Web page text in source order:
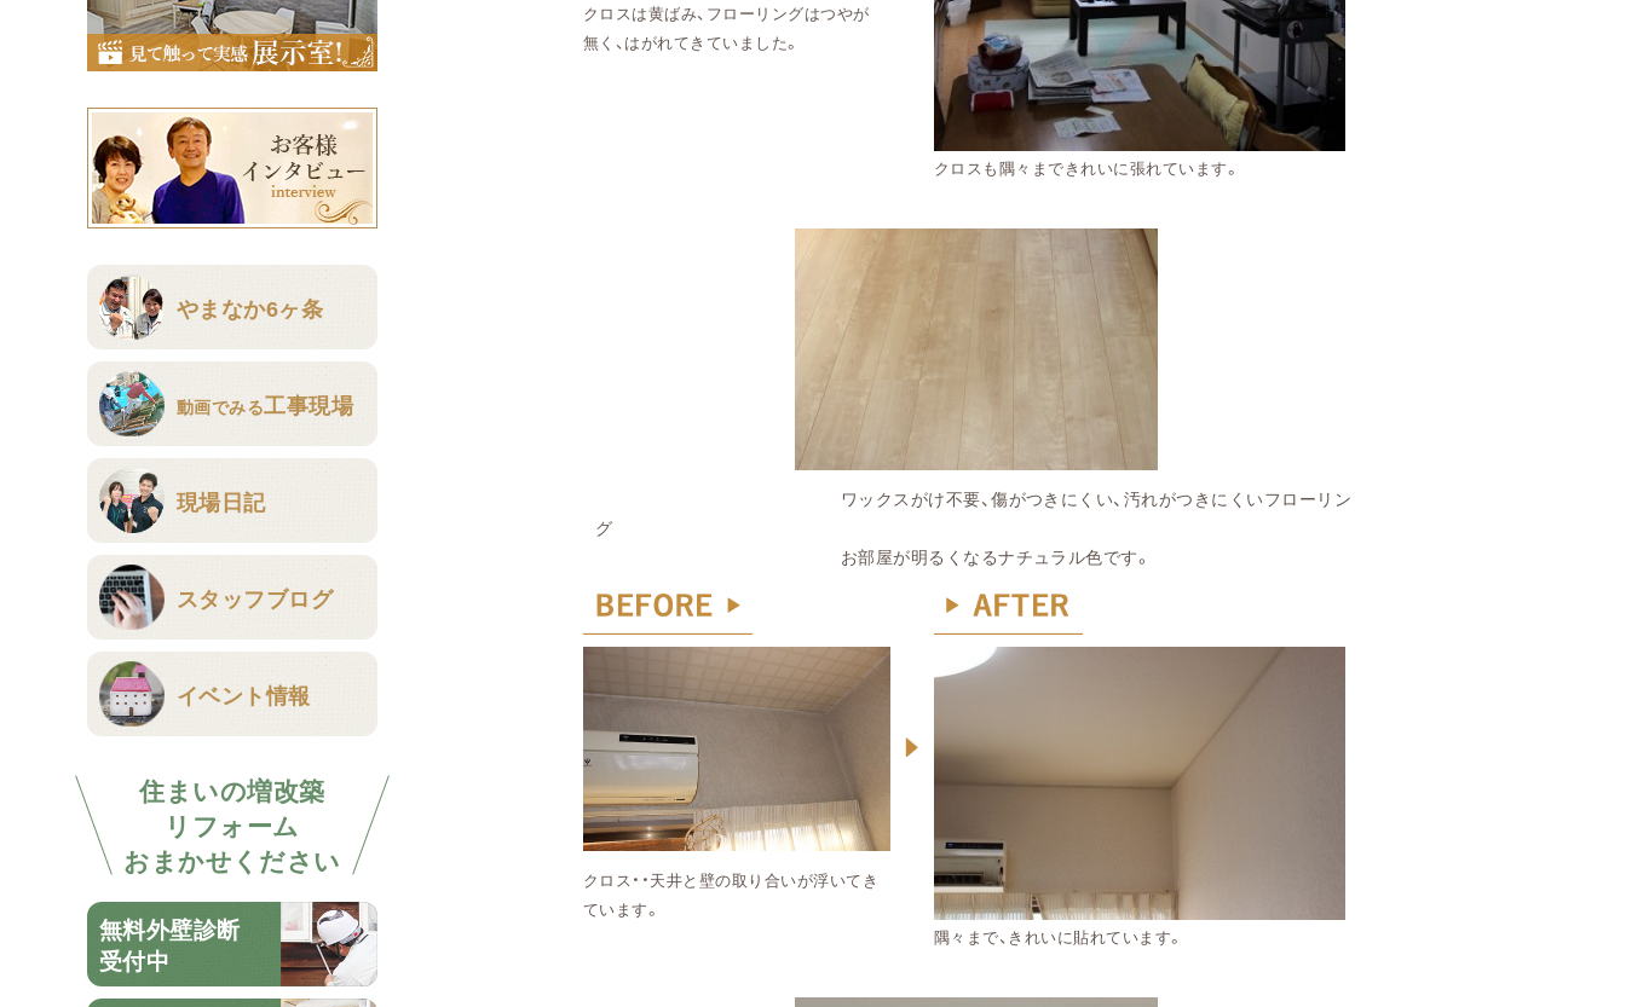
やまなか6ヶ条
動画でみる工事現場
現場日記
スタッフブログ
イベント情報
住まいの増改築
リフォーム
おまかせください
無料外壁診断
受付中
クロスは黄ばみ、フローリングはつやが
無く、はがれてきていました。
クロスも隅々まできれいに張れています。
ワックスがけ不要、傷がつきにくい、汚れがつきにくいフローリン
グ
お部屋が明るくなるナチュラル色です。
クロス・・天井と壁の取り合いが浮いてき
ています。
隅々まで、きれいに貼れています。